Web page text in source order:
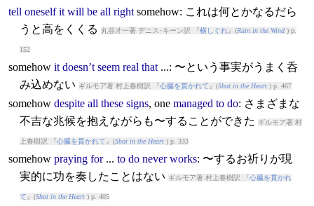
tell oneself it will be all right somehow: これは何とかなるだら
うと高をくくる
丸谷才一著 デニス･キーン訳 『横しぐれ』(Rain in the Wind) p.
152
somehow it doesn’t seem real that...: 〜という事実がうまく呑
み込めない ギルモア著 村上春樹訳 『心臓を貫かれて 』(Shot in the Heart) p. 467
somehow despite all these signs, one managed to do: さまざまな
不吉な兆候を抱えながらも〜することができた
ギルモア著 村
上春樹訳 『心臓を貫かれて 』(Shot in the Heart) p. 333
somehow praying for... to do never works: 〜するお祈りが現
実的に功を奏したことはない ギルモア著 村上春樹訳 『心臓を貫かれ
て 』(Shot in the Heart) p. 405